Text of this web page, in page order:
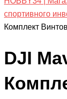
спортивного
Комплект Винтов
DJI